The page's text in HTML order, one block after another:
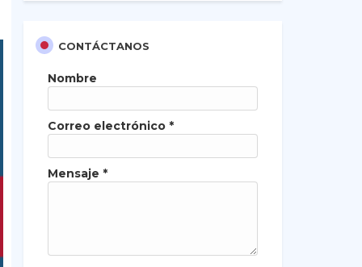
CONTÁCTANOS
Nombre
Correo electrónico *
Mensaje *